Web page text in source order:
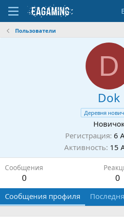
Пользователи
D
Dok
Деревня
Регистрация 6
Активность 15
Сообщения
0 0
Сообщения профиля